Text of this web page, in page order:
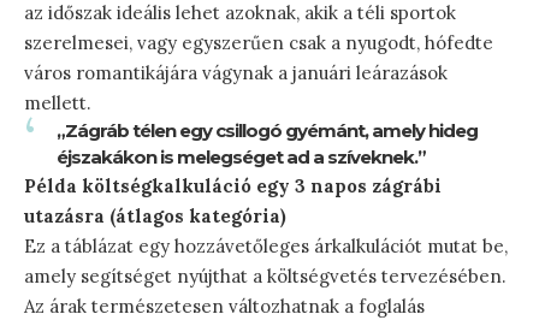
az időszak ideális lehet azoknak, akik a téli sportok
szerelmesei, vagy egyszerűen csak a nyugodt, hófedte
város romantikájára vágynak a januári leárazások
mellett.
„Zágráb télen egy csillogó gyémánt, amely hideg
éjszakákon is melegséget ad a szíveknek.”
Példa költségkalkuláció egy 3 napos zágrábi
utazásra (átlagos kategória)
Ez a táblázat egy hozzávetőleges árkalkulációt mutat be,
amely segítséget nyújthat a költségvetés tervezésében.
Az árak természetesen változhatnak a foglalás